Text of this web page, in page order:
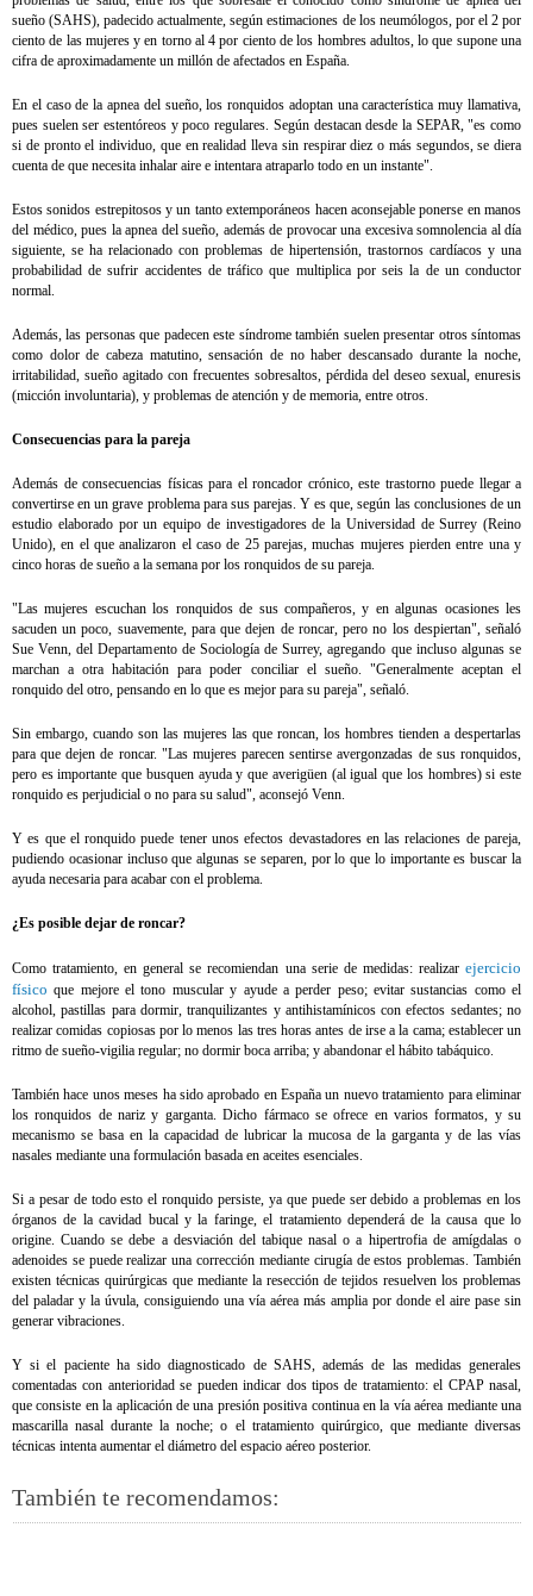
sueño (SAHS), padecido actualmente, según estimaciones de los neumólogos, por el 2 por
ciento de las mujeres y en torno al 4 por ciento de los hombres adultos, lo que supone una
cifra de aproximadamente un millón de afectados en España.
En el caso de la apnea del sueño, los ronquidos adoptan una característica muy llamativa,
pues suelen ser estentóreos y poco regulares. Según destacan desde la SEPAR, "es como
si de pronto el individuo, que en realidad lleva sin respirar diez o más segundos, se diera
cuenta de que necesita inhalar aire e intentara atraparlo todo en un instante".
Estos sonidos estrepitosos y un tanto extemporáneos hacen aconsejable ponerse en manos
del médico, pues la apnea del sueño, además de provocar una excesiva somnolencia al día
siguiente, se ha relacionado con problemas de hipertensión, trastornos cardíacos y una
probabilidad de sufrir accidentes de tráfico que multiplica por seis la de un conductor
normal.
Además, las personas que padecen este síndrome también suelen presentar otros síntomas
como dolor de cabeza matutino, sensación de no haber descansado durante la noche,
irritabilidad, sueño agitado con frecuentes sobresaltos, pérdida del deseo sexual, enuresis
(micción involuntaria), y problemas de atención y de memoria, entre otros.
Consecuencias para la pareja
Además de consecuencias físicas para el roncador crónico, este trastorno puede llegar a
convertirse en un grave problema para sus parejas. Y es que, según las conclusiones de un
estudio elaborado por un equipo de investigadores de la Universidad de Surrey (Reino
Unido), en el que analizaron el caso de 25 parejas, muchas mujeres pierden entre una y
cinco horas de sueño a la semana por los ronquidos de su pareja.
"Las mujeres escuchan los ronquidos de sus compañeros, y en algunas ocasiones les
sacuden un poco, suavemente, para que dejen de roncar, pero no los despiertan", señaló
Sue Venn, del Departamento de Sociología de Surrey, agregando que incluso algunas se
marchan a otra habitación para poder conciliar el sueño. "Generalmente aceptan el
ronquido del otro, pensando en lo que es mejor para su pareja", señaló.
Sin embargo, cuando son las mujeres las que roncan, los hombres tienden a despertarlas
para que dejen de roncar. "Las mujeres parecen sentirse avergonzadas de sus ronquidos,
pero es importante que busquen ayuda y que averigüen (al igual que los hombres) si este
ronquido es perjudicial o no para su salud", aconsejó Venn.
Y es que el ronquido puede tener unos efectos devastadores en las relaciones de pareja,
pudiendo ocasionar incluso que algunas se separen, por lo que lo importante es buscar la
ayuda necesaria para acabar con el problema.
¿Es posible dejar de roncar?
Como tratamiento, en general se recomiendan una serie de medidas: realizar ejercicio
físico que mejore el tono muscular y ayude a perder peso; evitar sustancias como el
alcohol, pastillas para dormir, tranquilizantes y antihistamínicos con efectos sedantes; no
realizar comidas copiosas por lo menos las tres horas antes de irse a la cama; establecer un
ritmo de sueño-vigilia regular; no dormir boca arriba; y abandonar el hábito tabáquico.
También hace unos meses ha sido aprobado en España un nuevo tratamiento para eliminar
los ronquidos de nariz y garganta. Dicho fármaco se ofrece en varios formatos, y su
mecanismo se basa en la capacidad de lubricar la mucosa de la garganta y de las vías
nasales mediante una formulación basada en aceites esenciales.
Si a pesar de todo esto el ronquido persiste, ya que puede ser debido a problemas en los
órganos de la cavidad bucal y la faringe, el tratamiento dependerá de la causa que lo
origine. Cuando se debe a desviación del tabique nasal o a hipertrofia de amígdalas o
adenoides se puede realizar una corrección mediante cirugía de estos problemas. También
existen técnicas quirúrgicas que mediante la resección de tejidos resuelven los problemas
del paladar y la úvula, consiguiendo una vía aérea más amplia por donde el aire pase sin
generar vibraciones.
Y si el paciente ha sido diagnosticado de SAHS, además de las medidas generales
comentadas con anterioridad se pueden indicar dos tipos de tratamiento: el CPAP nasal,
que consiste en la aplicación de una presión positiva continua en la vía aérea mediante una
mascarilla nasal durante la noche; o el tratamiento quirúrgico, que mediante diversas
técnicas intenta aumentar el diámetro del espacio aéreo posterior.
También te recomendamos: